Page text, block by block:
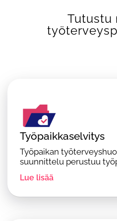
Tutustu
Työpaikkaselvitys
Työpaikan
suunnittelu perustuu
Lue lisää